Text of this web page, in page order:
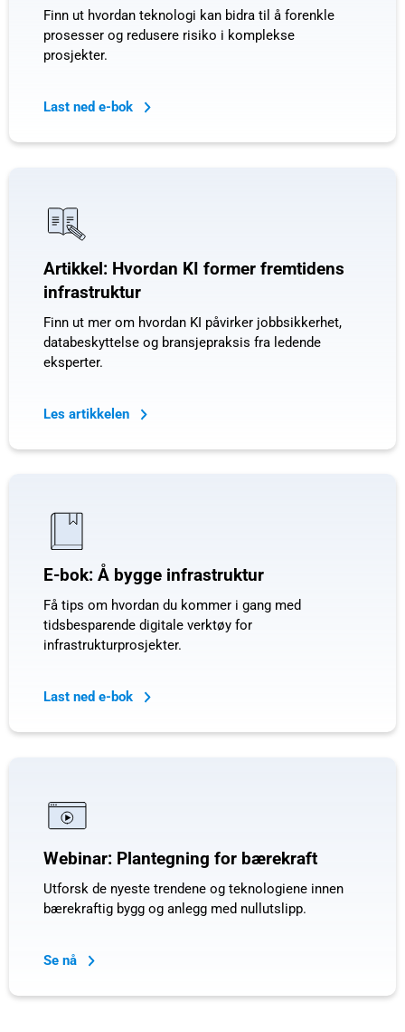
Finn ut hvordan teknologi kan bidra til å forenkle
prosesser og redusere risiko i komplekse
prosjekter.
Last ned e-bok
Artikkel: Hvordan KI former fremtidens
infrastruktur
Finn ut mer om hvordan KI påvirker jobbsikkerhet,
databeskyttelse og bransjepraksis fra ledende
eksperter.
Les artikkelen
E-bok: Å bygge infrastruktur
Få tips om hvordan du kommer i gang med
tidsbesparende digitale verktøy for
infrastrukturprosjekter.
Last ned e-bok
Webinar: Plantegning for bærekraft
Utforsk de nyeste trendene og teknologiene innen
bærekraftig bygg og anlegg med nullutslipp.
Se nå